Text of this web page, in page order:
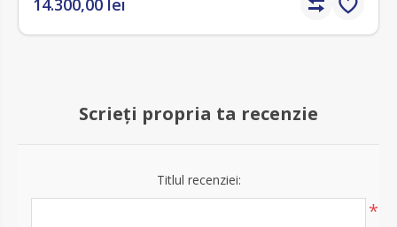
14.300,00 lei
Scrieți propria ta recenzie
Titlul recenziei:
*